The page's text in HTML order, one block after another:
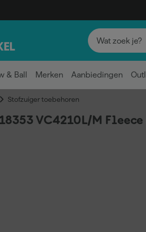
& Ball Merken Aanbiedingen
Stofzuiger toebehoren
VC4210L/M